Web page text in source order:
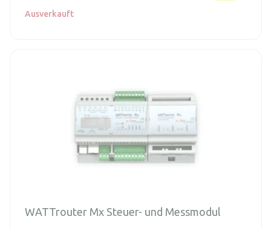
Ausverkauft
WATTrouter Mx Steuer- und Messmodul